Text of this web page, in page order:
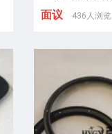
面议 436人浏览